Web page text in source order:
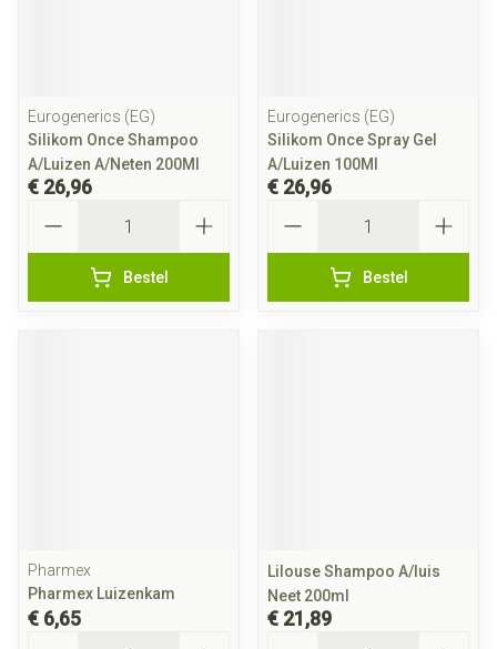
Eurogenerics (EG)
Silikom Once Shampoo
A/Luizen A/Neten 200Ml
€ 26,96
Bestel
Eurogenerics (EG)
Silikom Once Spray Gel
A/Luizen 100Ml
€ 26,96
Bestel
Pharmex
Pharmex Luizenkam
€ 6,65
Lilouse Shampoo A/luis
Neet 200ml
€ 21,89